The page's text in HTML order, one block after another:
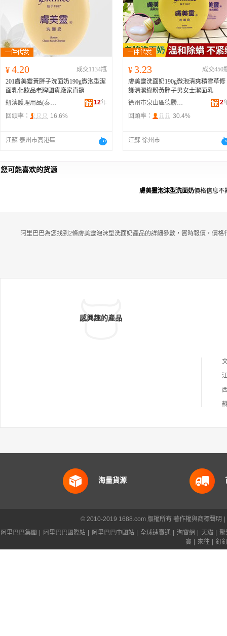
¥ 4.20
成交1134瓶
201膚美靈黃胖子洗面奶190g微泡型潔
面乳化妝品老牌國貨廠家直銷
紐澳護理用品(泰州)有限公司
12年
回頭率：
16.6%
江蘇 泰州市高港區
¥ 3.23
成交450
膚美靈洗面奶190g微泡清爽積雪草修
護清潔綠粉黃胖子男女士潔面乳
徐州市泉山區德勝安百貨店
2
回頭率：
30.4%
江蘇 徐州市
您可能喜欢的货源
膚美靈泡沫型洗面奶價格信息不
阿里巴巴為您找到2條膚美靈泡沫型洗面奶產品的詳細參數，實時報價，價
感興趣的產品
海量貨源
© 2010-2019 1688.com 版權所有 著作權與商標聲明
阿里巴巴集團
阿里巴巴國際站 阿里巴巴中國站 全球速賣通 淘寶網 天貓
聚
寶
來往 釘